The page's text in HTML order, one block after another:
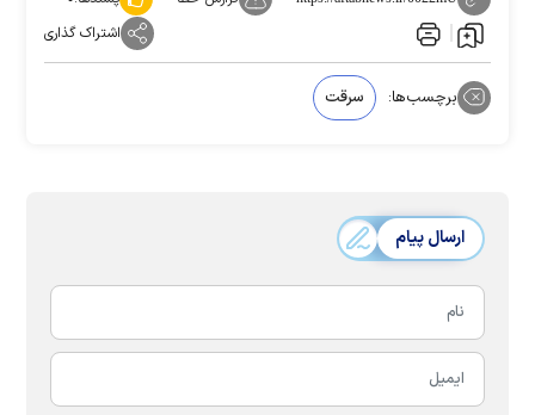
اشتراک گذاری
برچسب‌ها: سرقت
ارسال پیام